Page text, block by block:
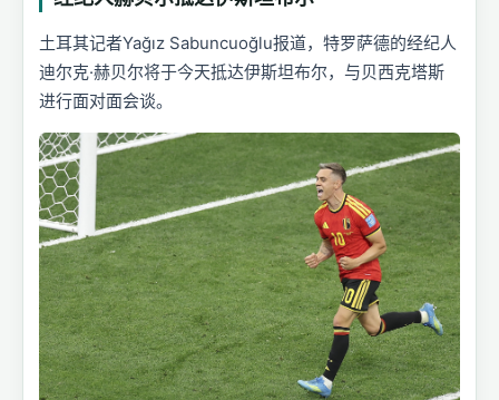
土耳其记者Yağız Sabuncuoğlu报道，特罗萨德的经纪人
迪尔克·赫贝尔将于今天抵达伊斯坦布尔，与贝西克塔斯
进行面对面会谈。